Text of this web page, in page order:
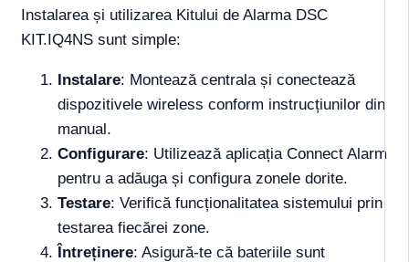
Instalarea și utilizarea Kitului de Alarma DSC
KIT.IQ4NS sunt simple:
Instalare: Montează centrala și conectează
dispozitivele wireless conform instrucțiunilor din
manual.
Configurare: Utilizează aplicația Connect Alarm
pentru a adăuga și configura zonele dorite.
Testare: Verifică funcționalitatea sistemului prin
testarea fiecărei zone.
Întreținere: Asigură-te că bateriile sunt